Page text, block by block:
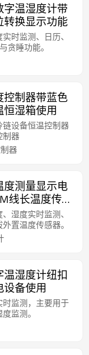
字温湿度计带
转换显示功能
时监测、日历、
贪睡功能。
制器带蓝色
湿箱使用
设备恒温控制器
制器
器
度测量显示电
线长温度传感
湿度实时监测、
置温度传感器。
湿度计纽扣
备使用
监测，主要用于
监测。